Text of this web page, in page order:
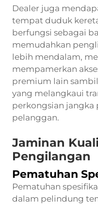
Dealer juga
tempat duduk
berfungsi sebagai
memudahkan
lebih mendalam,
mempamerkan
premium lain
yang melangkaui
perkongsian jangka
pelanggan.
Jaminan
Pengilangan
Pematuhan
Pematuhan
dalam pelindung